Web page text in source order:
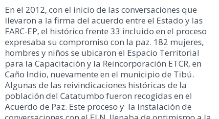
En el 2012, con el inicio de las conversaciones que
llevaron a la firma del acuerdo entre el Estado y las
FARC-EP, el histórico frente 33 incluido en el proceso
expresaba su compromiso con la paz. 182 mujeres,
hombres y niños se ubicaron el Espacio Territorial
para la Capacitación y la Reincorporación ETCR, en
Caño Indio, nuevamente en el municipio de Tibú.
Algunas de las reivindicaciones históricas de la
población del Catatumbo fueron recogidas en el
Acuerdo de Paz. Este proceso y la instalación de